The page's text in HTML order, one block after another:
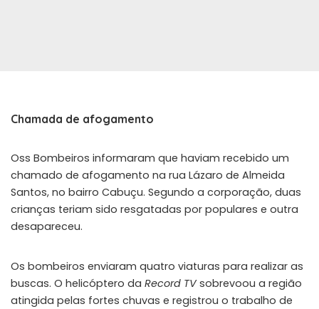
Chamada de afogamento
Oss Bombeiros informaram que haviam recebido um
chamado de afogamento na rua Lázaro de Almeida
Santos, no bairro Cabuçu. Segundo a corporação, duas
crianças teriam sido resgatadas por populares e outra
desapareceu.
Os bombeiros enviaram quatro viaturas para realizar as
buscas. O helicóptero da Record TVsobrevoou a região
atingida pelas fortes chuvas e registrou o trabalho de